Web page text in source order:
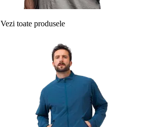
Vezi toate produsele